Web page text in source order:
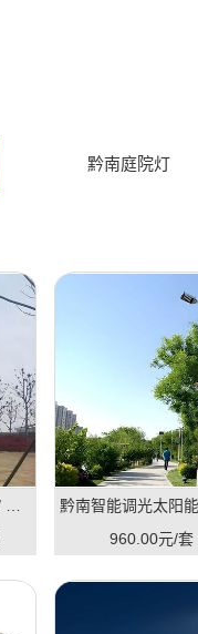
黔南庭院灯
960.00元/套